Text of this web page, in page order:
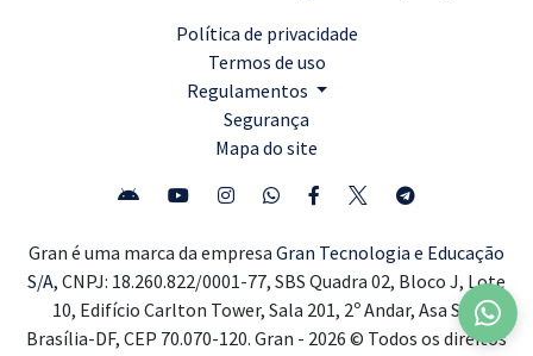
Política de privacidade
Termos de uso
Regulamentos
Segurança
Mapa do site
Gran é uma marca da empresa Gran Tecnologia e Educação
S/A, CNPJ: 18.260.822/0001-77, SBS Quadra 02, Bloco J, Lote
10, Edifício Carlton Tower, Sala 201, 2º Andar, Asa Sul,
Brasília-DF, CEP 70.070-120. Gran - 2026 © Todos os direitos